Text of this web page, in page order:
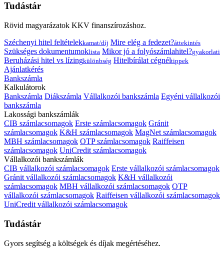
Tudástár
Rövid magyarázatok KKV finanszírozáshoz.
Széchenyi hitel feltételekkamat/díj Mire elég a fedezet?áttekintés
Szükséges dokumentumoklista Mikor jó a folyószámlahitel?gyakorlati
Beruházási hitel vs lízingkülönbség Hitelbírálat cégnéltippek
Ajánlatkérés
Bankszámla
Kalkulátorok
Bankszámla Diákszámla Vállalkozói bankszámla Egyéni vállalkozói
bankszámla
Lakossági bankszámlák
CIB számlacsomagok Erste számlacsomagok Gránit
számlacsomagok K&H számlacsomagok MagNet számlacsomagok
MBH számlacsomagok OTP számlacsomagok Raiffeisen
számlacsomagok UniCredit számlacsomagok
Vállalkozói bankszámlák
CIB vállalkozói számlacsomagok Erste vállalkozói számlacsomagok
Gránit vállalkozói számlacsomagok K&H vállalkozói
számlacsomagok MBH vállalkozói számlacsomagok OTP
vállalkozói számlacsomagok Raiffeisen vállalkozói számlacsomagok
UniCredit vállalkozói számlacsomagok
Tudástár
Gyors segítség a költségek és díjak megértéséhez.